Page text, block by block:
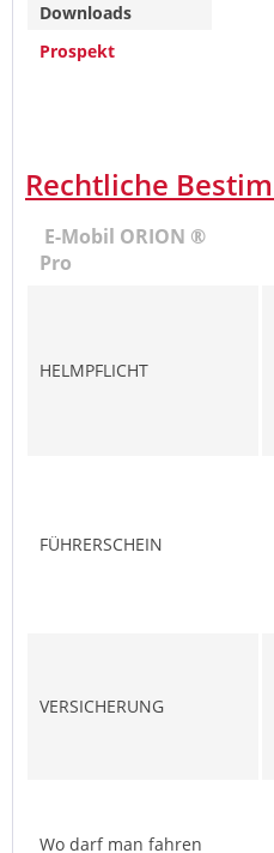
Downloads
Prospekt
Rechtliche
E-Mobil ORION ®
Pro
HELMPFLICHT
FÜHRERSCHEIN
VERSICHERUNG
Wo darf man fahren